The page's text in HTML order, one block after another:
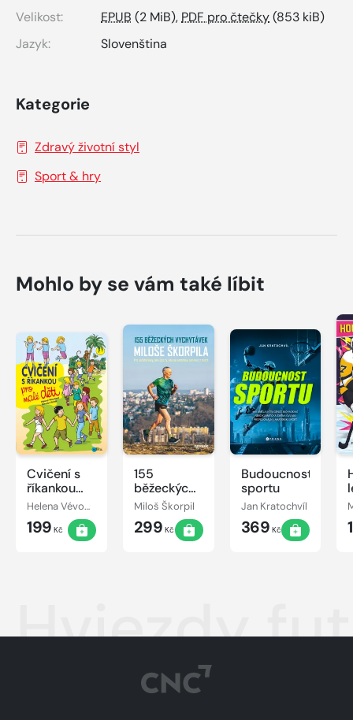
Velikost:
EPUB (2 MiB),PDF pro čtečky(853 kiB)
Jazyk:
Slovenština
Kategorie
Zdravý životní styl
Sport & hry
Mohlo by se vám také líbit
Cvičení s
říkankou
pro malé
děti
Helena Vévodová
199 Kč
155
běžeckých
vychytávek
Miloše
Škorpila
Miloš Škorpil
299 Kč
Budoucnost
sportu
Jan Kratochvíl
369 Kč
Hviezdy